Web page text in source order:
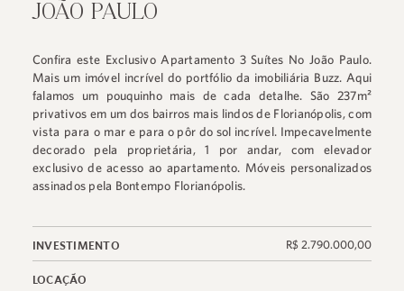
JOÃO PAULO
Confira este Exclusivo Apartamento 3 Suítes No João Paulo.
Mais um imóvel incrível do portfólio da imobiliária Buzz. Aqui
falamos um pouquinho mais de cada detalhe. São 237m²
privativos em um dos bairros mais lindos de Florianópolis, com
vista para o mar e para o pôr do sol incrível. Impecavelmente
decorado pela proprietária, 1 por andar, com elevador
exclusivo de acesso ao apartamento. Móveis personalizados
assinados pela Bontempo Florianópolis.
INVESTIMENTO R$ 2.790.000,00
LOCAÇÃO